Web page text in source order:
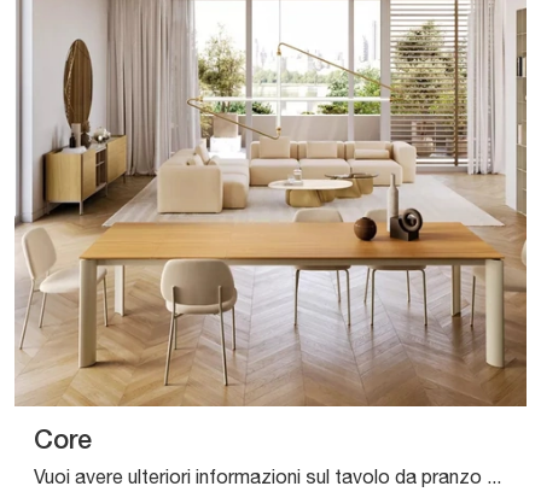
Core
Vuoi avere ulteriori informazioni sul tavolo da pranzo Core di Bontempi? Clicca e ottieni informazioni sui modelli allungabili della marca.